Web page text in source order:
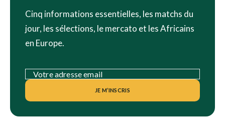
Cinq informations essentielles, les matchs du
jour, les sélections, le mercato et les Africains
en Europe.
JE M’INSCRIS